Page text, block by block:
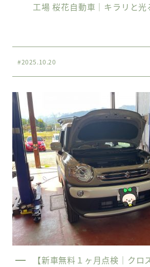
工場 桜花自動車｜キラリと光
#2025.10.20
【新車無料１ヶ月点検｜クロ